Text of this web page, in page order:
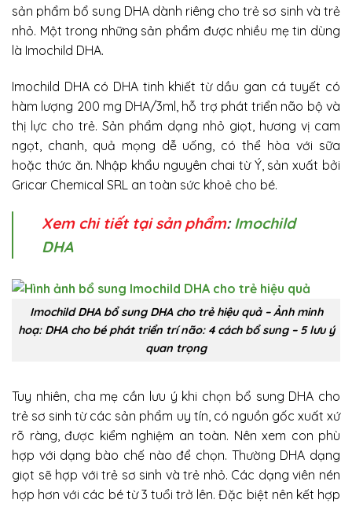
sản phẩm bổ sung DHA dành riêng cho trẻ sơ sinh và trẻ
nhỏ. Một trong những sản phẩm được nhiều mẹ tin dùng
là Imochild DHA.
Imochild DHA có DHA tinh khiết từ dầu gan cá tuyết có
hàm lượng 200 mg DHA/3ml, hỗ trợ phát triển não bộ và
thị lực cho trẻ. Sản phẩm dạng nhỏ giọt, hương vị cam
ngọt, chanh, quả mọng dễ uống, có thể hòa với sữa
hoặc thức ăn. Nhập khẩu nguyên chai từ Ý, sản xuất bởi
Gricar Chemical SRL an toàn sức khoẻ cho bé.
Xem chi tiết tại sản phẩm:Imochild
DHA
Imochild DHA bổ sung DHA cho trẻ hiệu quả – Ảnh minh
hoạ: DHA cho bé phát triển trí não: 4 cách bổ sung – 5 lưu ý
quan trọng
Tuy nhiên, cha mẹ cần lưu ý khi chọn bổ sung DHA cho
trẻ sơ sinh từ các sản phẩm uy tín, có nguồn gốc xuất xứ
rõ ràng, được kiểm nghiệm an toàn. Nên xem con phù
hợp với dạng bào chế nào để chọn. Thường DHA dạng
giọt sẽ hợp với trẻ sơ sinh và trẻ nhỏ. Các dạng viên nén
hợp hơn với các bé từ 3 tuổi trở lên. Đặc biệt nên kết hợp